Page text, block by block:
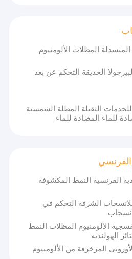
المظلات الألومنيوم
الحديقة التحكم عن بعد
الثقيلة المظلة الشمسية
للماء المضادة للماء
الفرنسية النمط المكشوفة
الشرفة التحكم في
الألومنيوم المظلات النمط
الهولندية
المزخرفة من الألومنيوم